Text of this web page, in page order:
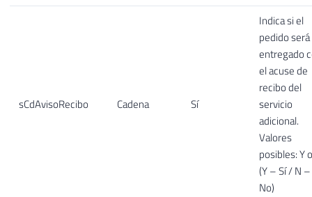
sCdAvisoRecibo Cadena Sí
Indica si el
pedido será
entregado
el acuse de
recibo del
servicio
adicional.
Valores
posibles: Y
(Y – Sí / N –
No)